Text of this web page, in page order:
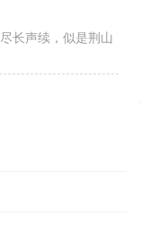
长声续，似是荆山